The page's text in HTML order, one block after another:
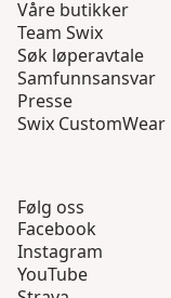
Våre butikker
Team Swix
Søk løperavtale
Samfunnsansvar
Presse
Swix CustomWear
Følg oss
Facebook
Instagram
YouTube